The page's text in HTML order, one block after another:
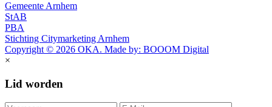
Gemeente Arnhem
StAB
PBA
Stichting Citymarketing Arnhem
Copyright © 2026 OKA. Made by: BOOOM Digital
×
Lid worden